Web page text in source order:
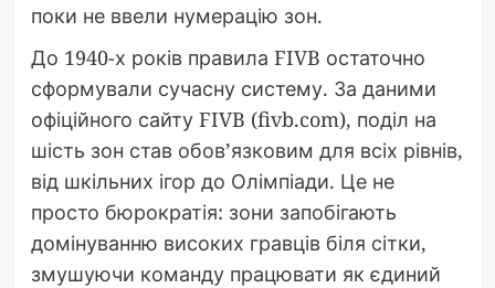
поки не ввели нумерацію зон.
До 1940-х років правила FIVB остаточно
сформували сучасну систему. За даними
офіційного сайту FIVB (fivb.com), поділ на
шість зон став обов’язковим для всіх рівнів,
від шкільних ігор до Олімпіади. Це не
просто бюрократія: зони запобігають
домінуванню високих гравців біля сітки,
змушуючи команду працювати як єдиний